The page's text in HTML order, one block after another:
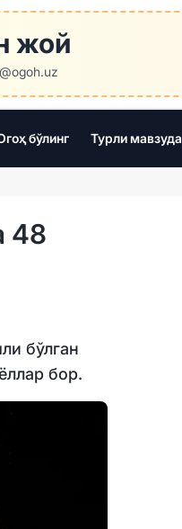
жой
бўлинг Турли мавзуда
48
бўлган
бор.